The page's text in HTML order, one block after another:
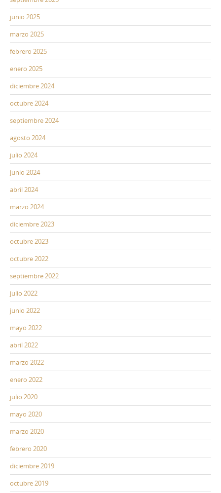
junio 2025
marzo 2025
febrero 2025
enero 2025
diciembre 2024
octubre 2024
septiembre 2024
agosto 2024
julio 2024
junio 2024
abril 2024
marzo 2024
diciembre 2023
octubre 2023
octubre 2022
septiembre 2022
julio 2022
junio 2022
mayo 2022
abril 2022
marzo 2022
enero 2022
julio 2020
mayo 2020
marzo 2020
febrero 2020
diciembre 2019
octubre 2019